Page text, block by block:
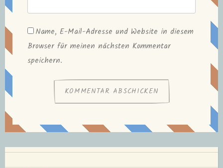
Name, E-Mail-Adresse und Website in diesem
Browser für meinen nächsten Kommentar
speichern.